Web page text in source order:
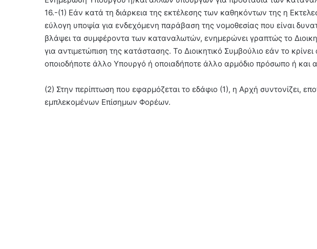
16.-(1) Εάν κατά τη διάρκεια της εκτέλεσης των καθηκόντων της η
εύλογη υποψία για ενδεχόμενη παράβαση της νομοθεσίας που είναι
βλάψει τα συμφέροντα των καταναλωτών, ενημερώνει γραπτώς το
για αντιμετώπιση της κατάστασης. Το Διοικητικό Συμβούλιο εάν το
οποιοδήποτε άλλο Υπουργό ή οποιαδήποτε άλλο αρμόδιο πρόσωπο ή και
(2) Στην περίπτωση που εφαρμόζεται το εδάφιο (1), η Αρχή συντονίζει,
εμπλεκομένων Επίσημων Φορέων.